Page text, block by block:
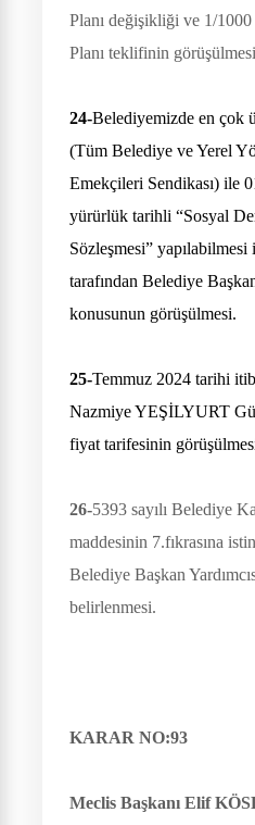
Planı değişikliği ve 1/
Planı teklifinin
24-Belediyemizde en çok
(Tüm Belediye ve Yerel
Emekçileri Sendikası) ile
yürürlük tarihli “Sosyal
Sözleşmesi”
tarafından Belediye
konusunun görüşülmesi.
25-Temmuz 2024 tarihi
Nazmiye YEŞİLYURT
fiyat tarifesinin
26-5393 sayılı Belediye
maddesinin 7.fıkrasına
Belediye Başkan
belirlenmesi.
KARAR NO:93
Meclis Başkanı Elif